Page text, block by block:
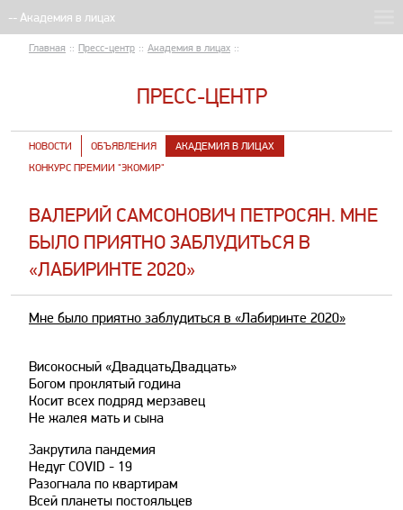
Главная :: Пресс-центр :: Академия в лицах ::
ПРЕСС-ЦЕНТР
НОВОСТИ ОБЪЯВЛЕНИЯ
АКАДЕМИЯ В ЛИЦАХ
КОНКУРС ПРЕМИИ "ЭКОМИР"
ВАЛЕРИЙ САМСОНОВИЧ ПЕТРОСЯН. МНЕ
БЫЛО ПРИЯТНО ЗАБЛУДИТЬСЯ В
«ЛАБИРИНТЕ 2020»
Мне было приятно заблудиться в «Лабиринте 2020»
Високосный «ДвадцатьДвадцать»
Богом проклятый година
Косит всех подряд мерзавец
Не жалея мать и сына
Закрутила пандемия
Недуг COVID - 19
Разогнала по квартирам
Всей планеты постояльцев